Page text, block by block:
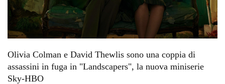
Olivia Colman e David Thewlis sono una coppia di
assassini in fuga in "Landscapers", la nuova miniserie
Sky-HBO